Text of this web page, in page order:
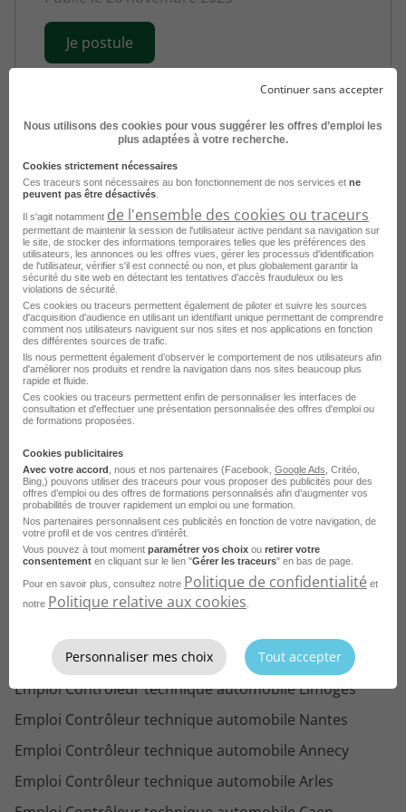
Je postule
Consultez les offres d'emploi par
métier à Calais dansle domaine
Automobile
Voir plus
Emploi Mécanicien poids lourds Calais
Emploi Mécanicien automobile Calais
Emploi Peintre en carrosserie Calais
Emploi Peintre automobile Calais
Emploi Préparateur automobile Calais
Emploi Mécanicien VL Calais
Emploi Carrossier Calais
Emploi Mécanicien Calais
Emploi Laveur de camion Calais
Emploi Expert automobile Calais
Emploi Vendeur automobile Calais
Emploi Réceptionnaire automobile Calais
Consultez les offres d'emploi pour le
automobile dans d'autres villes
Emploi Contrôleur technique automobile Limoges
Emploi Contrôleur technique automobile Nantes
Emploi Contrôleur technique automobile Annecy
Emploi Contrôleur technique automobile Arles
Continuer sans accepter
Nous utilisons des cookies pour vous suggérer les offres d’emploi les
plus adaptées à votre recherche.
Cookies strictement nécessaires
Ces traceurs sont nécessaires au bon fonctionnement de nos services et ne
peuvent pas être désactivés
Il s'agit notamment de l'ensemble des cookies ou traceurs
permettant de maintenir la session de l'utilisateur active pendant sa navigation sur
le site, de stocker des informations temporaires telles que les préférences des
utilisateurs, les annonces ou les offres vues, gérer les processus d'identification
de l'utilisateur, vérifier s'il est connecté ou non, et plus globalement garantir la
sécurité du site web en détectant les tentatives d'accès frauduleux ou les
violations de sécurité.
Ces cookies ou traceurs permettent également de piloter et suivre les sources
d'acquisition d'audience en utilisant un identifiant unique permettant de comprendre
comment nos utilisateurs naviguent sur nos sites et nos applications en fonction
des différentes sources de trafic.
Ils nous permettent également d’observer le comportement de nos utilisateurs afin
d'améliorer nos produits et rendre la navigation dans nos sites beaucoup plus
rapide et fluide.
Ces cookies ou traceurs permettent enfin de personnaliser les interfaces de
consultation et d'effectuer une présentation personnalisée des offres d'emploi ou
de formations proposées.
Cookies publicitaires
Avec votre accord , nous et nos partenaires (Facebook, Google Ads , Critéo,
Bing,) pouvons utiliser des traceurs pour vous proposer des publicités pour des
offres d’emploi ou des offres de formations personnalisés afin d’augmenter vos
probabilités de trouver rapidement un emploi ou une formation.
Nos partenaires personnalisent ces publicités en fonction de votre navigation, de
votre profil et de vos centres d’intérêt.
Vous pouvez à tout moment paramétrer vos choix ou retirer votre
consentement en cliquant sur le lien "Gérer les traceurs" en bas de page.
Pour en savoir plus, consultez notre Politique de confidentialité et
notre Politique relative aux cookies
Personnaliser mes choix Tout accepter